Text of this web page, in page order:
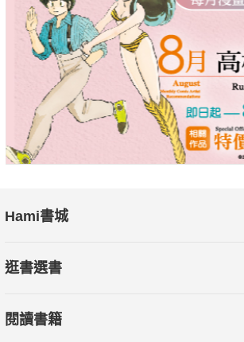
Hami書城
逛書選書
閱讀書籍